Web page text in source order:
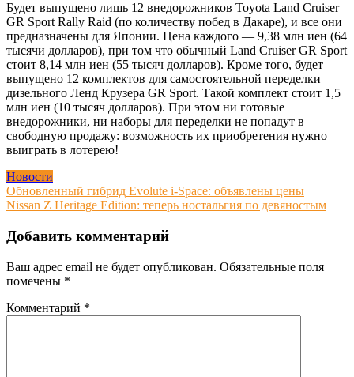
Будет выпущено лишь 12 внедорожников Toyota Land Cruiser
GR Sport Rally Raid (по количеству побед в Дакаре), и все они
предназначены для Японии. Цена каждого — 9,38 млн иен (64
тысячи долларов), при том что обычный Land Cruiser GR Sport
стоит 8,14 млн иен (55 тысяч долларов). Кроме того, будет
выпущено 12 комплектов для самостоятельной переделки
дизельного Ленд Крузера GR Sport. Такой комплект стоит 1,5
млн иен (10 тысяч долларов). При этом ни готовые
внедорожники, ни наборы для переделки не попадут в
свободную продажу: возможность их приобретения нужно
выиграть в лотерею!
Новости
Навигация
по
записям
Обновленный гибрид Evolute i-Space: объявлены цены
Nissan Z Heritage Edition: теперь ностальгия по девяностым
Добавить комментарий
Ваш адрес email не будет опубликован. Обязательные поля
помечены *
Комментарий *